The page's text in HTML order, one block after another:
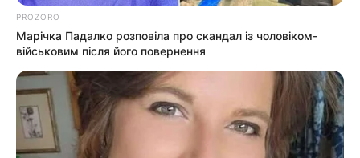
Партнерські матеріали
Події
Політика
Спорт
PROZORO
Марічка Падалко розповіла про скандал із чоловіком-
військовим після його повернення